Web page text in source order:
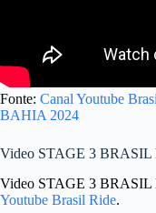
Fonte: Canal Youtube
BAHIA 2024
Video STAGE 3
Video STAGE 3
Youtube Brasil Ride.